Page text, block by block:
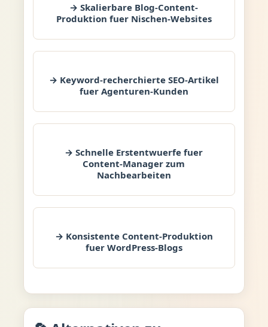
→ Skalierbare Blog-Content-
Produktion fuer Nischen-Websites
→ Keyword-recherchierte SEO-Artikel
fuer Agenturen-Kunden
→ Schnelle Erstentwuerfe fuer
Content-Manager zum
Nachbearbeiten
→ Konsistente Content-Produktion
fuer WordPress-Blogs